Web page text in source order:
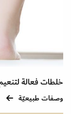
خلطات فعالة
وصفات طبيعيّة